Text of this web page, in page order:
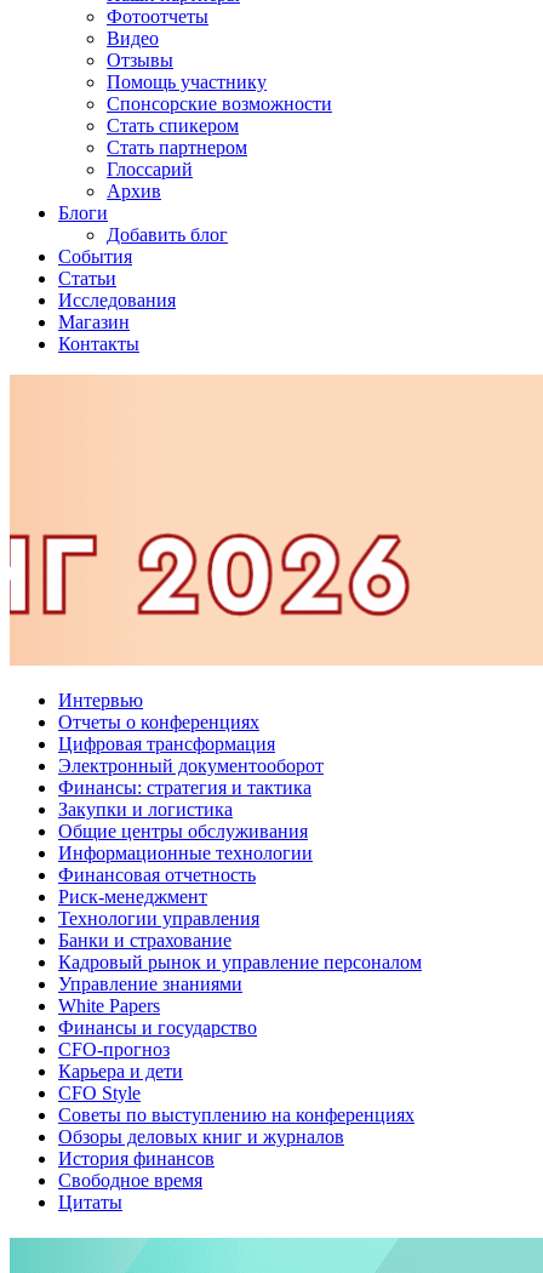
Фотоотчеты
Видео
Отзывы
Помощь участнику
Спонсорские возможности
Стать спикером
Стать партнером
Глоссарий
Архив
Блоги
Добавить блог
События
Статьи
Исследования
Магазин
Контакты
Интервью
Отчеты о конференциях
Цифровая трансформация
Электронный документооборот
Финансы: стратегия и тактика
Закупки и логистика
Общие центры обслуживания
Информационные технологии
Финансовая отчетность
Риск-менеджмент
Технологии управления
Банки и страхование
Кадровый рынок и управление персоналом
Управление знаниями
White Papers
Финансы и государство
CFO-прогноз
Карьера и дети
CFO Style
Советы по выступлению на конференциях
Обзоры деловых книг и журналов
История финансов
Свободное время
Цитаты